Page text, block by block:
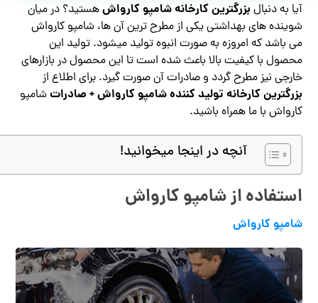
آیا به دنبالبزرگترین کارخانه شامپو کارواشهستید؟ در میان
شوینده های بهداشتی یکی از مطرح ترین آن ها، شامپو کارواش
می باشد که امروزه به صورت انبوه تولید میشود. تولید این
محصول با کیفیت بالا باعث شده است تا این محصول در بازارهای
خارجی نیز مطرح گردد و صادرات آن صورت گیرد. برای اطلاع از
بزرگترین کارخانه تولید کننده شامپو کارواش + صادراتشامپو
کارواش با ما همراه باشید.
آنچه در اینجا میخوانید!
استفاده از شامپو کارواش
شامپو کارواش